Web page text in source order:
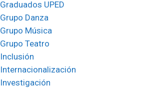
Graduados UPED
Grupo Danza
Grupo Música
Grupo Teatro
Inclusión
Internacionalización
Investigación